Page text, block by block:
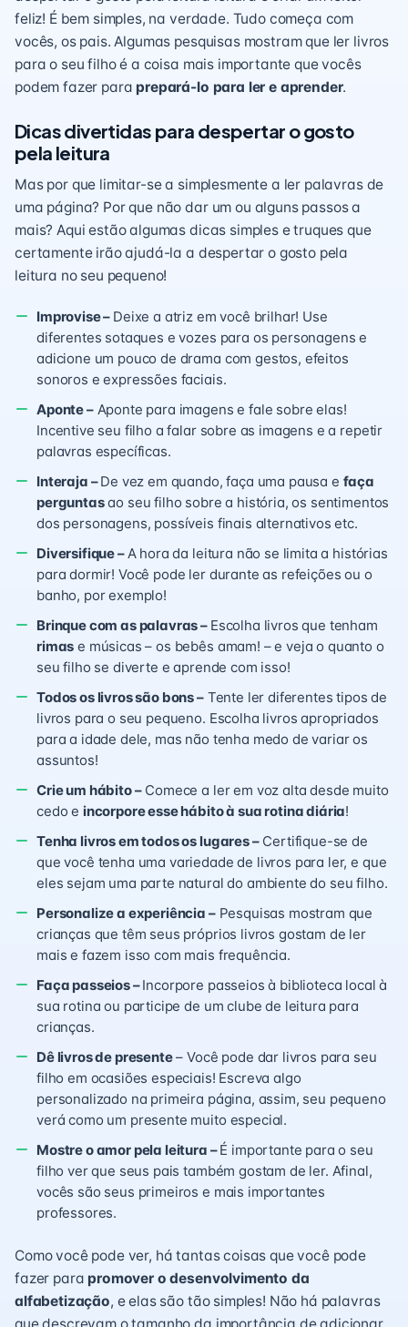
feliz! É bem simples, na verdade. Tudo começa com
vocês, os pais. Algumas pesquisas mostram que ler livros
para o seu filho é a coisa mais importante que vocês
podem fazer para prepará-lo para ler e aprender.
Dicas divertidas para despertar o gosto
pela leitura
Mas por que limitar-se a simplesmente a ler palavras de
uma página? Por que não dar um ou alguns passos a
mais? Aqui estão algumas dicas simples e truques que
certamente irão ajudá-la a despertar o gosto pela
leitura no seu pequeno!
Improvise – Deixe a atriz em você brilhar! Use
diferentes sotaques e vozes para os personagens e
adicione um pouco de drama com gestos, efeitos
sonoros e expressões faciais.
Aponte –Aponte para imagens e fale sobre elas!
Incentive seu filho a falar sobre as imagens e a repetir
palavras específicas.
Interaja –De vez em quando, faça uma pausa e faça
perguntasao seu filho sobre a história, os sentimentos
dos personagens, possíveis finais alternativos etc.
Diversifique –A hora da leitura não se limita a histórias
para dormir! Você pode ler durante as refeições ou o
banho, por exemplo!
Brinque com as palavras – Escolha livros que tenham
rimas e músicas – os bebês amam! – e veja o quanto o
seu filho se diverte e aprende com isso!
Todos os livros são bons –Tente ler diferentes tipos de
livros para o seu pequeno. Escolha livros apropriados
para a idade dele, mas não tenha medo de variar os
assuntos!
Crie um hábito –Comece a ler em voz alta desde muito
cedo e incorpore esse hábito à sua rotina diária!
Tenha livros em todos os lugares –Certifique-se de
que você tenha uma variedade de livros para ler, e que
eles sejam uma parte natural do ambiente do seu filho.
Personalize a experiência –Pesquisas mostram que
crianças que têm seus próprios livros gostam de ler
mais e fazem isso com mais frequência.
Faça passeios –Incorpore passeios à biblioteca local à
sua rotina ou participe de um clube de leitura para
crianças.
Dê livros de presente– Você pode dar livros para seu
filho em ocasiões especiais! Escreva algo
personalizado na primeira página, assim, seu pequeno
verá como um presente muito especial.
Mostre o amor pela leitura –É importante para o seu
filho ver que seus pais também gostam de ler. Afinal,
vocês são seus primeiros e mais importantes
professores.
Como você pode ver, há tantas coisas que você pode
fazer para promover o desenvolvimento da
alfabetização, e elas são tão simples! Não há palavras